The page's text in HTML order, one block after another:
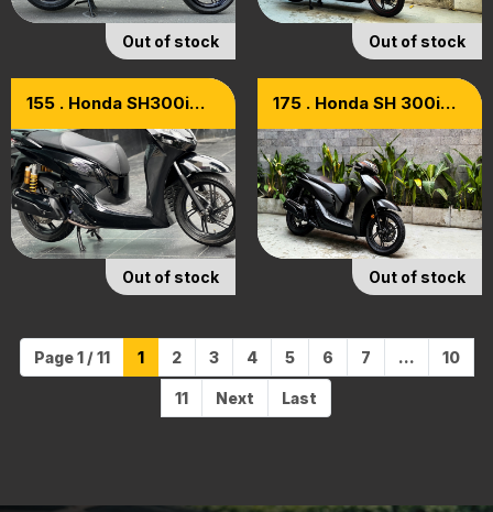
Out of stock Out of stock
155 . Honda SH300i
Model 2017
Out of stock
175 . Honda SH 300i
Total Black 2021 Cực
Chất]
Out of stock
Page 1 / 11 1 2 3 4 5 6 7 ... 10
11 Next Last